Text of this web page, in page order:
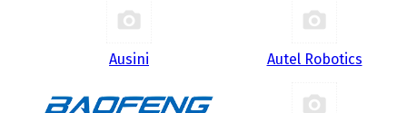
Ausini Autel Robotics